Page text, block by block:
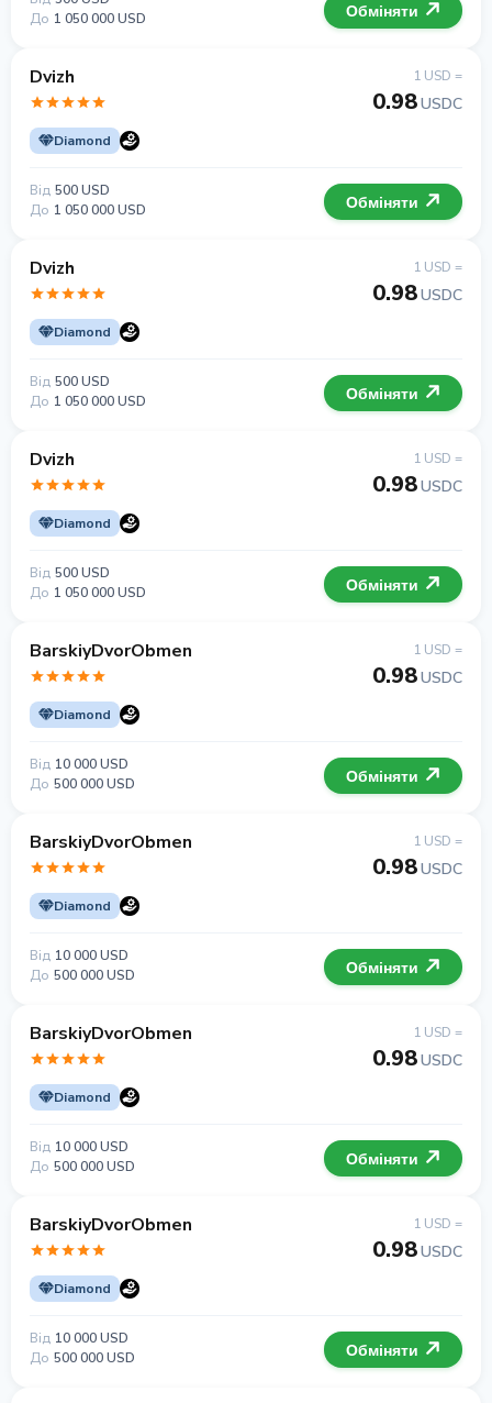
До 1 050 000 USD Обміняти
Dvizh
Diamond
1 USD =
0.98USDC
Від 500 USD
До 1 050 000 USD Обміняти
Dvizh
Diamond
1 USD =
0.98USDC
Від 500 USD
До 1 050 000 USD Обміняти
Dvizh
Diamond
1 USD =
0.98USDC
Від 500 USD
До 1 050 000 USD Обміняти
BarskiyDvorObmen
Diamond
1 USD =
0.98USDC
Від 10 000 USD
До 500 000 USD Обміняти
BarskiyDvorObmen
Diamond
1 USD =
0.98USDC
Від 10 000 USD
До 500 000 USD Обміняти
BarskiyDvorObmen
Diamond
1 USD =
0.98USDC
Від 10 000 USD
До 500 000 USD Обміняти
BarskiyDvorObmen
Diamond
1 USD =
0.98USDC
Від 10 000 USD
До 500 000 USD Обміняти